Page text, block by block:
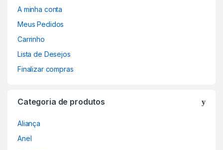
A minha conta
Meus Pedidos
Carrinho
Lista de Desejos
Finalizar compras
Categoria de produtos
Aliança
Anel